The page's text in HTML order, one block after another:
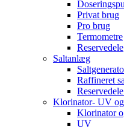
Privat brug
Pro brug
Termometre
Reservedele
Saltanlæg
Raffineret
Klorinator- UV
Klorinator
UV